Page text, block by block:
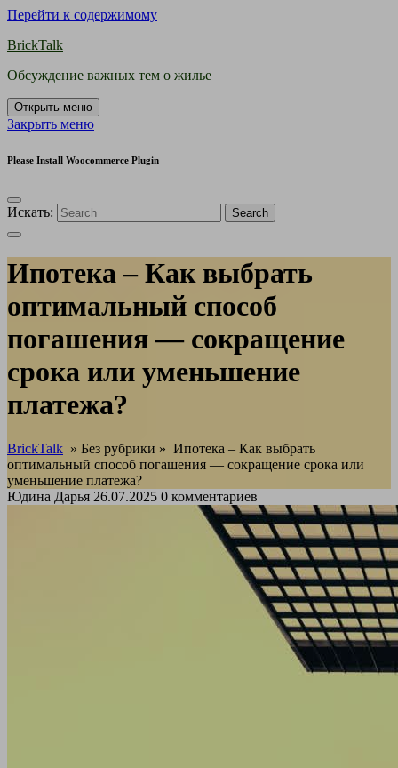
Перейти к содержимому
BrickTalk
Обсуждение важных тем о жилье
Открыть меню
Закрыть меню
Please Install Woocommerce Plugin
Искать: Search
Ипотека – Как выбрать
оптимальный способ
погашения — сокращение
срока или уменьшение
платежа?
BrickTalk » Без рубрики » Ипотека – Как выбрать
оптимальный способ погашения — сокращение срока или
уменьшение платежа?
Юдина Дарья 26.07.2025 0 комментариев